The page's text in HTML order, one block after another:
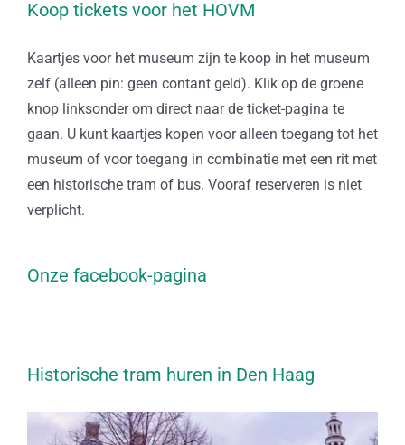
Koop tickets voor het HOVM
Kaartjes voor het museum zijn te koop in het museum
zelf (alleen pin: geen contant geld). Klik op de groene
knop linksonder om direct naar de ticket-pagina te
gaan. U kunt kaartjes kopen voor alleen toegang tot het
museum of voor toegang in combinatie met een rit met
een historische tram of bus. Vooraf reserveren is niet
verplicht.
Onze facebook-pagina
Historische tram huren in Den Haag